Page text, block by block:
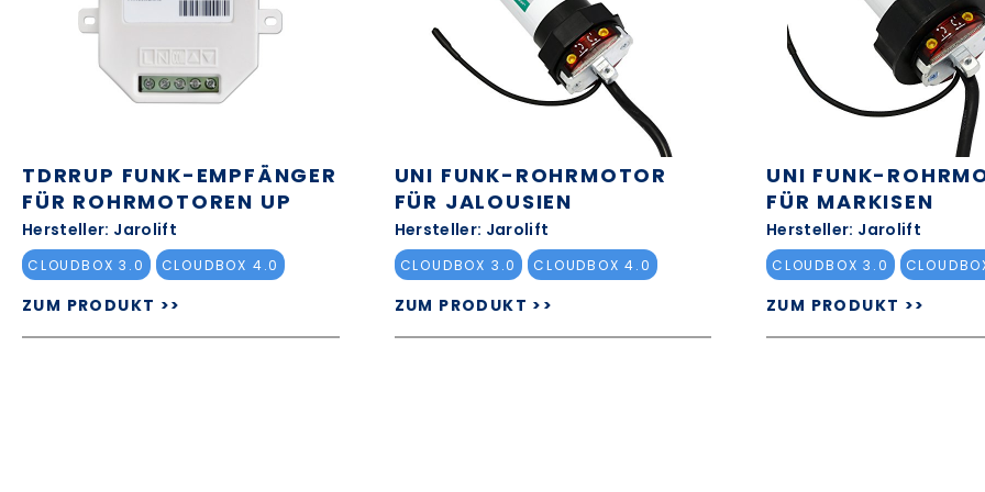
TDRRUP FUNK-EMPFÄNGER
FÜR ROHRMOTOREN UP
Hersteller: Jarolift
CLOUDBOX 3.0 CLOUDBOX 4.0
ZUM PRODUKT >>
UNI FUNK-ROHRMOTOR
FÜR JALOUSIEN
Hersteller: Jarolift
CLOUDBOX 3.0 CLOUDBOX 4.0
ZUM PRODUKT >>
UNI FUNK-
FÜR MARKISEN
Hersteller: Jarolift
CLOUDBOX 3.0
ZUM PRODUKT >>